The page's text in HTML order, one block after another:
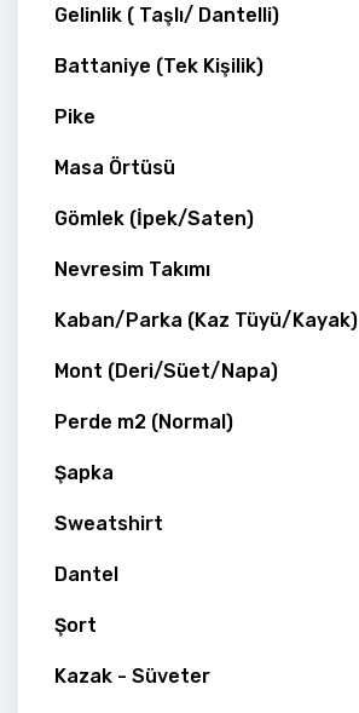
Gelinlik ( Taşlı/ Dantelli)
Battaniye (Tek Kişilik)
Pike
Masa Örtüsü
Gömlek (İpek/Saten)
Nevresim Takımı
Kaban/Parka (Kaz Tüyü/Kayak)
Mont (Deri/Süet/Napa)
Perde m2 (Normal)
Şapka
Sweatshirt
Dantel
Şort
Kazak - Süveter